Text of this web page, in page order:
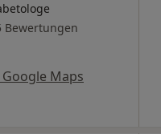
Bewertungen
Google Maps